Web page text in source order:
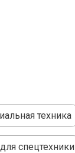
техника
спецтехники